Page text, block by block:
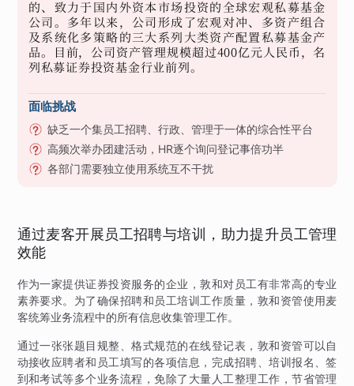
的、致力于国内外资本市场投资的全球宏观私募基金
公司。多年以来，公司形成了宏观对冲、多资产组合
及系统化多策略的三大系列大类资产配置私募基金产
品。目前，公司资产管理规模超过400亿元人民币，名
列私募证券投资基金行业前列。
面临挑战
缺乏一个集员工招聘、行政、管理于一体的综合性平台
高频次举办团建活动，HR逐个询问登记事倍功半
各部门需要独立使用系统互不干扰
通过麦客开展员工招聘与培训，助力提升员工管理
效能
作为一家提供证券投资服务的企业，敦和对员工有非常高的专业
素养要求。为了确保招聘和员工培训工作质量，敦和资管使用麦
客统筹业务流程中的所有信息收集管理工作。
通过一张张题目规整、格式规范的在线登记表，敦和资管可以自
动接收应聘者和员工填写的各项信息，完成招聘、培训报名、签
到和考试等多个业务流程，免除了大量人工整理工作，节省管理